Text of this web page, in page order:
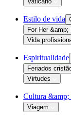
Estilo de vida
For Her &amp;
Vida
Espiritualidade
Feriados
Virtudes
Cultura &amp;
Viagem